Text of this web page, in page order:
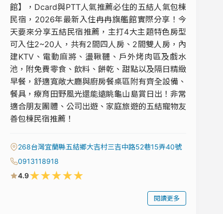
館】，Dcard與PTT人氣推薦必住的五結人氣包棟
民宿，2026年最新入住冉冉旗艦館實際分享！今
天要來分享五結民宿推薦，主打4大主題特色房型
可入住2~20人，共有2間四人房、2間雙人房，內
建KTV、電動麻將、盪鞦韆、戶外烤肉區及戲水
池，附免費零食、飲料、餅乾、甜點以及隔日精緻
早餐，舒適寬敞大廳與廚房餐桌區附有齊全設備、
餐具，療育田野風光還能遠眺龜山島賞日出！非常
適合朋友團體、公司出遊、家庭旅遊的五結寵物友
善包棟民宿推薦！
268台灣宜蘭縣五結鄉大吉村三吉中路52巷15弄40號
0913118918
4.9★★★★★
閱讀更多